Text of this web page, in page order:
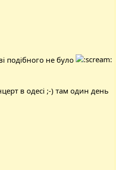
подібного не було
в одесі ;-) там один день